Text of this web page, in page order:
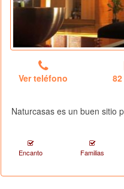
Ver teléfono
Naturcasas es un buen sitio
Encanto Familias